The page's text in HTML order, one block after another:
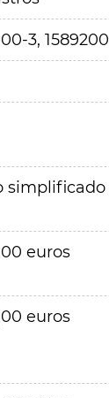
3,
simplificado
euros
euros